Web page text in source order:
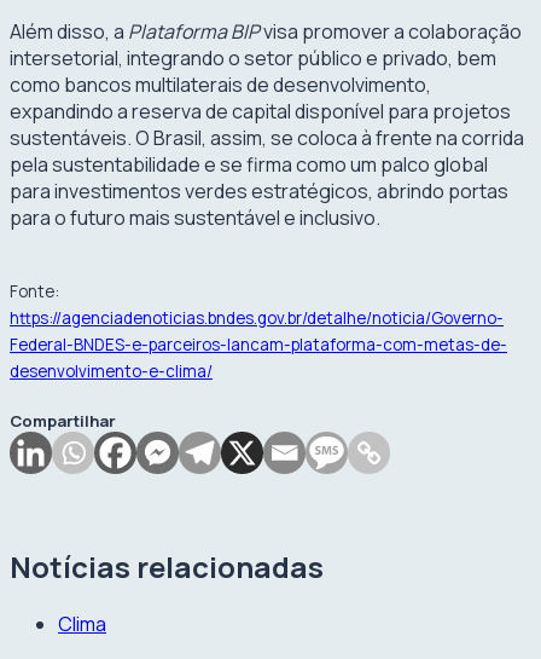
Além disso, a Plataforma BIPvisa promover a colaboração
intersetorial, integrando o setor público e privado, bem
como bancos multilaterais de desenvolvimento,
expandindo a reserva de capital disponível para projetos
sustentáveis. O Brasil, assim, se coloca à frente na corrida
pela sustentabilidade e se firma como um palco global
para investimentos verdes estratégicos, abrindo portas
para o futuro mais sustentável e inclusivo.
Fonte:
https://agenciadenoticias.bndes.gov.br/detalhe/noticia/Governo-
Federal-BNDES-e-parceiros-lancam-plataforma-com-metas-de-
desenvolvimento-e-clima/
Compartilhar
Notícias relacionadas
Clima